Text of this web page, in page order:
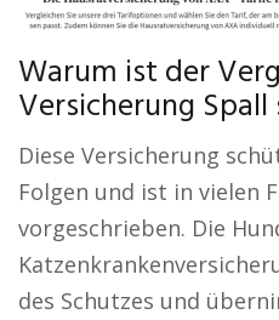
Warum ist der
Versicherung
Diese Versicherung
Folgen und ist in vielen
vorgeschrieben. Die
des Schutzes und